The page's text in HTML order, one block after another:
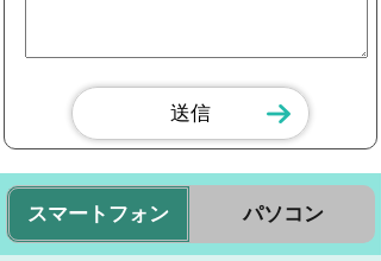
スマートフォン パソコン